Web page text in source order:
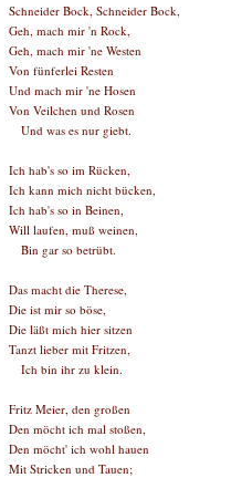
Schneider Bock, Schneider Bock,
Geh, mach mir 'n Rock,
Geh, mach mir 'ne Westen
Von fünferlei Resten
Und mach mir 'ne Hosen
Von Veilchen und Rosen
Und was es nur giebt.
Ich hab's so im Rücken,
Ich kann mich nicht bücken,
Ich hab's so in Beinen,
Will laufen, muß weinen,
Bin gar so betrübt.
Das macht die Therese,
Die ist mir so böse,
Die läßt mich hier sitzen
Tanzt lieber mit Fritzen,
Ich bin ihr zu klein.
Fritz Meier, den großen
Den möcht ich mal stoßen,
Den möcht' ich wohl hauen
Mit Stricken und Tauen;